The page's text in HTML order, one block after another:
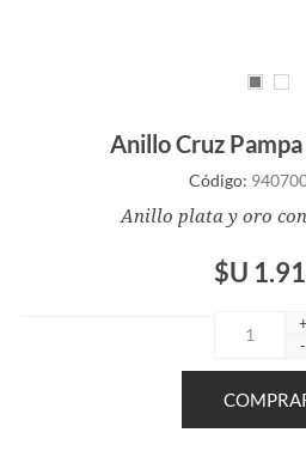
Anillo Cruz
Código:
Anillo plata y oro
$U
+
-